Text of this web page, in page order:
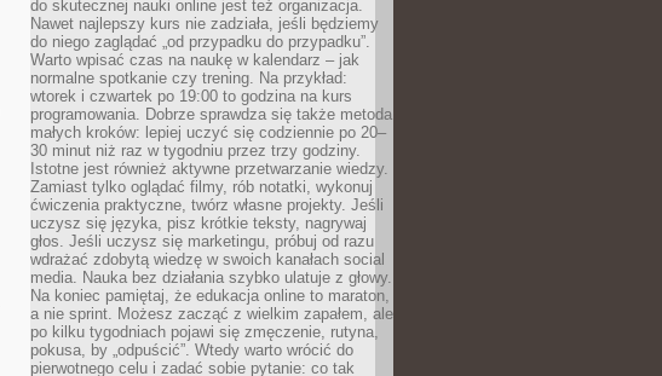
do skutecznej nauki online jest też organizacja.
Nawet najlepszy kurs nie zadziała, jeśli będziemy
do niego zaglądać „od przypadku do przypadku”.
Warto wpisać czas na naukę w kalendarz – jak
normalne spotkanie czy trening. Na przykład:
wtorek i czwartek po 19:00 to godzina na kurs
programowania. Dobrze sprawdza się także metoda
małych kroków: lepiej uczyć się codziennie po 20–
30 minut niż raz w tygodniu przez trzy godziny.
Istotne jest również aktywne przetwarzanie wiedzy.
Zamiast tylko oglądać filmy, rób notatki, wykonuj
ćwiczenia praktyczne, twórz własne projekty. Jeśli
uczysz się języka, pisz krótkie teksty, nagrywaj
głos. Jeśli uczysz się marketingu, próbuj od razu
wdrażać zdobytą wiedzę w swoich kanałach social
media. Nauka bez działania szybko ulatuje z głowy.
Na koniec pamiętaj, że edukacja online to maraton,
a nie sprint. Możesz zacząć z wielkim zapałem, ale
po kilku tygodniach pojawi się zmęczenie, rutyna,
pokusa, by „odpuścić”. Wtedy warto wrócić do
pierwotnego celu i zadać sobie pytanie: co tak